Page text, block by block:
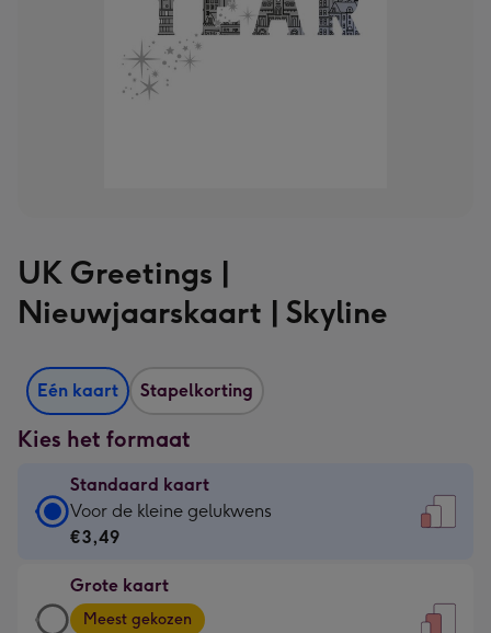
UK Greetings |
Nieuwjaarskaart | Skyline
Eén kaart Stapelkorting
Kies het formaat
Standaard kaart
Standaard
kaart
€3,49
-
Voor de kleine gelukwens
€3,49
Grote kaart
Grote
Meest gekozen